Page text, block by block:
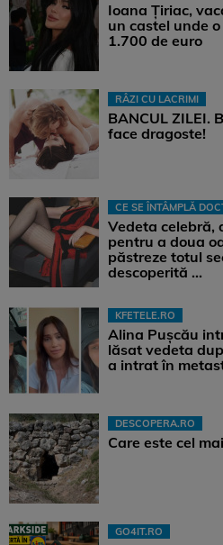
Ioana Țiriac,
un castel unde
1.700 de euro
RÂZI CU LACRIMI
BANCUL ZILEI.
face dragoste!
CE SE ÎNTÂMPLĂ
Vedeta celebră,
pentru a doua
păstreze totul
descoperită ...
KFETELE.RO
Alina Pușcău
lăsat vedeta
a intrat în
DESCOPERA.RO
Care este cel
GO4IT.RO